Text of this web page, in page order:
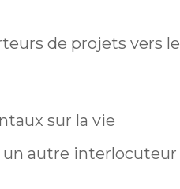
de projets vers le
sur la vie
un autre interlocuteur